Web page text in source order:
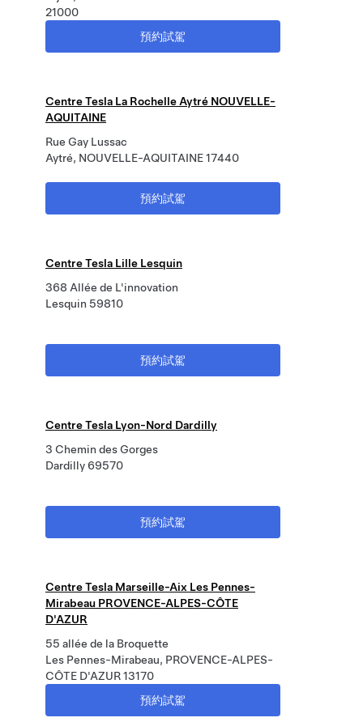
21000
預約試駕
Centre Tesla La Rochelle Aytré NOUVELLE-
AQUITAINE
Rue Gay Lussac
Aytré, NOUVELLE-AQUITAINE 17440
預約試駕
Centre Tesla Lille Lesquin
368 Allée de L'innovation
Lesquin 59810
預約試駕
Centre Tesla Lyon-Nord Dardilly
3 Chemin des Gorges
Dardilly 69570
預約試駕
Centre Tesla Marseille-Aix Les Pennes-
Mirabeau PROVENCE-ALPES-CÔTE
D'AZUR
55 allée de la Broquette
Les Pennes-Mirabeau, PROVENCE-ALPES-
CÔTE D'AZUR 13170
預約試駕